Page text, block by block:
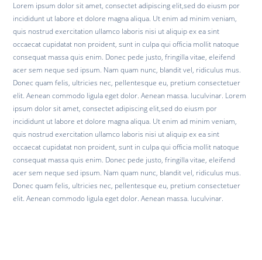
Lorem ipsum dolor sit amet, consectet adipiscing elit,sed do eiusm por
incididunt ut labore et dolore magna aliqua. Ut enim ad minim veniam,
quis nostrud exercitation ullamco laboris nisi ut aliquip ex ea sint
occaecat cupidatat non proident, sunt in culpa qui officia mollit natoque
consequat massa quis enim. Donec pede justo, fringilla vitae, eleifend
acer sem neque sed ipsum. Nam quam nunc, blandit vel, ridiculus mus.
Donec quam felis, ultricies nec, pellentesque eu, pretium consectetuer
elit. Aenean commodo ligula eget dolor. Aenean massa. luculvinar. Lorem
ipsum dolor sit amet, consectet adipiscing elit,sed do eiusm por
incididunt ut labore et dolore magna aliqua. Ut enim ad minim veniam,
quis nostrud exercitation ullamco laboris nisi ut aliquip ex ea sint
occaecat cupidatat non proident, sunt in culpa qui officia mollit natoque
consequat massa quis enim. Donec pede justo, fringilla vitae, eleifend
acer sem neque sed ipsum. Nam quam nunc, blandit vel, ridiculus mus.
Donec quam felis, ultricies nec, pellentesque eu, pretium consectetuer
elit. Aenean commodo ligula eget dolor. Aenean massa. luculvinar.